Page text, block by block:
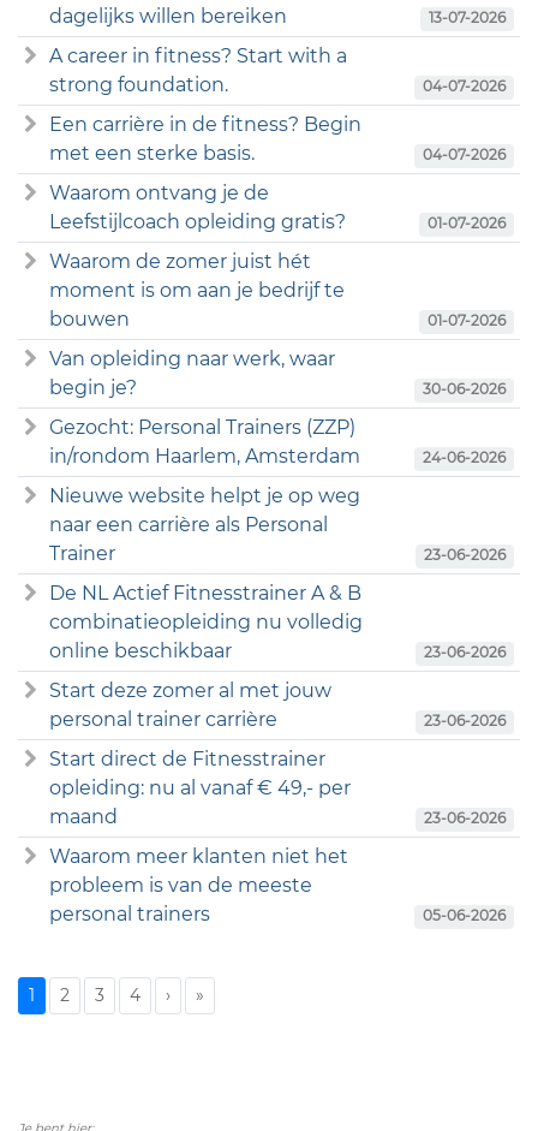
dagelijks willen bereiken
13-07-2026
A career in fitness? Start with a
strong foundation.
04-07-2026
Een carrière in de fitness? Begin
met een sterke basis.
04-07-2026
Waarom ontvang je de
Leefstijlcoach opleiding gratis?
01-07-2026
Waarom de zomer juist hét
moment is om aan je bedrijf te
bouwen
01-07-2026
Van opleiding naar werk, waar
begin je?
30-06-2026
Gezocht: Personal Trainers (ZZP)
in/rondom Haarlem, Amsterdam
24-06-2026
Nieuwe website helpt je op weg
naar een carrière als Personal
Trainer
23-06-2026
De NL Actief Fitnesstrainer A & B
combinatieopleiding nu volledig
online beschikbaar
23-06-2026
Start deze zomer al met jouw
personal trainer carrière
23-06-2026
Start direct de Fitnesstrainer
opleiding: nu al vanaf € 49,- per
maand
23-06-2026
Waarom meer klanten niet het
probleem is van de meeste
personal trainers
05-06-2026
1 2 3 4 › »
Je bent hier: